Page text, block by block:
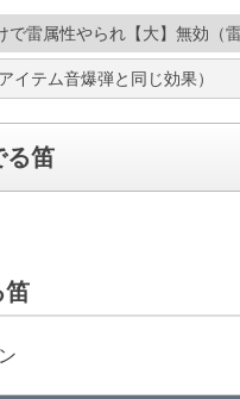
で雷属性やられ【大】無効（
イテム音爆弾と同じ効果）
る笛
笛